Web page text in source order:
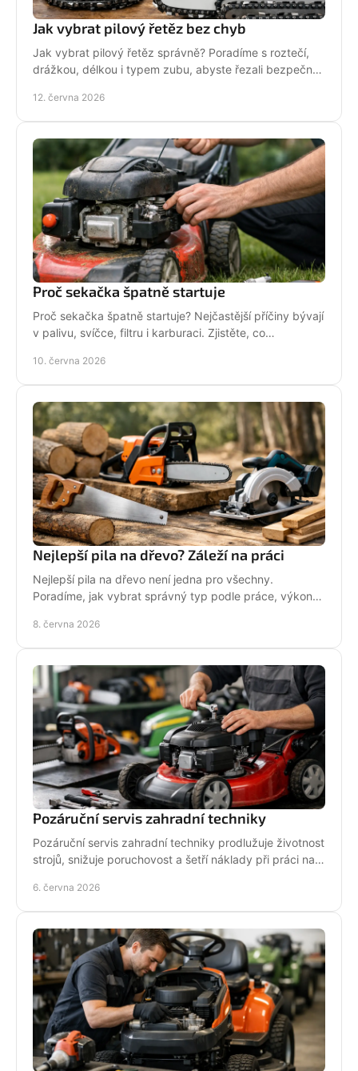
Jak vybrat pilový řetěz bez chyb
Jak vybrat pilový řetěz správně? Poradíme s roztečí,
drážkou, délkou i typem zubu, abyste řezali bezpečně,
12. června 2026
Proč sekačka špatně startuje
Proč sekačka špatně startuje? Nejčastější příčiny bývají
v palivu, svíčce, filtru i karburaci. Zjistěte, co
10. června 2026
Nejlepší pila na dřevo? Záleží na práci
Nejlepší pila na dřevo není jedna pro všechny.
Poradíme, jak vybrat správný typ podle práce, výkonu,
8. června 2026
Pozáruční servis zahradní techniky
Pozáruční servis zahradní techniky prodlužuje životnost
strojů, snižuje poruchovost a šetří náklady při práci na
6. června 2026